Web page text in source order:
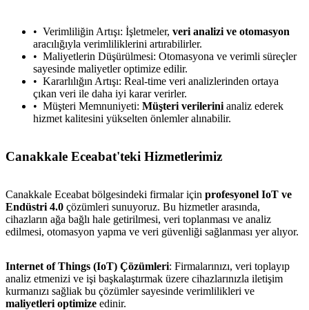
Verimliliğin Artışı: İşletmeler, veri analizi ve otomasyon
aracılığıyla verimliliklerini artırabilirler.
Maliyetlerin Düşürülmesi: Otomasyona ve verimli süreçler
sayesinde maliyetler optimize edilir.
Kararlılığın Artışı: Real-time veri analizlerinden ortaya
çıkan veri ile daha iyi karar verirler.
Müşteri Memnuniyeti: Müşteri verilerini analiz ederek
hizmet kalitesini yükselten önlemler alınabilir.
Canakkale Eceabat'teki Hizmetlerimiz
Canakkale Eceabat bölgesindeki firmalar için profesyonel IoT ve
Endüstri 4.0 çözümleri sunuyoruz. Bu hizmetler arasında,
cihazların ağa bağlı hale getirilmesi, veri toplanması ve analiz
edilmesi, otomasyon yapma ve veri güvenliği sağlanması yer alıyor.
Internet of Things (IoT) Çözümleri: Firmalarınızı, veri toplayıp
analiz etmenizi ve işi başkalaştırmak üzere cihazlarınızla iletişim
kurmanızı sağliak bu çözümler sayesinde verimlilikleri ve
maliyetleri optimize edinir.